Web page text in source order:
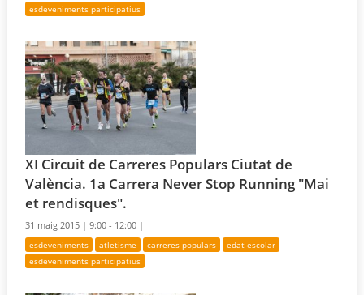
esdeveniments participatius
XI Circuit de Carreres Populars Ciutat de
València. 1a Carrera Never Stop Running "Mai
et rendisques".
31 maig 2015 |9:00 - 12:00 |
esdeveniments atletisme carreres populars
edat escolar
esdeveniments participatius